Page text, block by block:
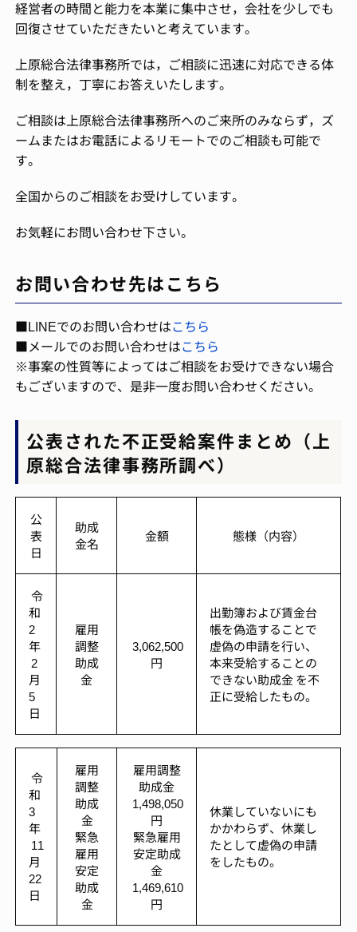
経営者の時間と能力を本業に集中させ，会社を少しでも
回復させていただきたいと考えています。
上原総合法律事務所では，ご相談に迅速に対応できる体
制を整え，丁寧にお答えいたします。
ご相談は上原総合法律事務所へのご来所のみならず，ズ
ームまたはお電話によるリモートでのご相談も可能で
す。
全国からのご相談をお受けしています。
お気軽にお問い合わせ下さい。
お問い合わせ先はこちら
■LINEでのお問い合わせはこちら
■メールでのお問い合わせはこちら
※事案の性質等によってはご相談をお受けできない場合
もございますので、是非一度お問い合わせください。
公表された不正受給案件まとめ（上
原総合法律事務所調べ）
公
表
日
助成
金名
金額 態様（内容）
令
和
2
年
2
月
5
日
雇用
調整
助成
金
3,062,500
円
出勤簿および賃金台
帳を偽造することで
虚偽の申請を行い、
本来受給することの
できない助成金 を不
正に受給したもの。
令
和
3
年
11
月
22
日
雇用
調整
助成
金
緊急
雇用
安定
助成
金
雇用調整
助成金
1,498,050
円
緊急雇用
安定助成
金
1,469,610
円
休業していないにも
かかわらず、休業し
たとして虚偽の申請
をしたもの。